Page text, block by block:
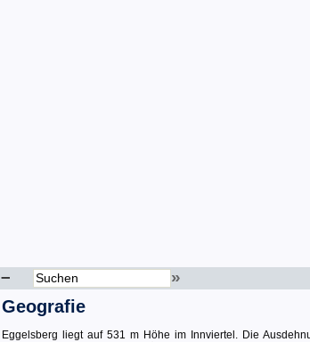
– »
Geografie
Eggelsberg liegt auf 531 m Höhe im Innviertel. Die